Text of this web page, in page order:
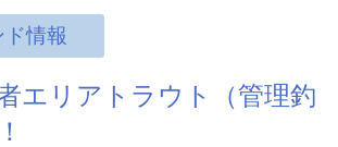
情報
エリアトラウト（管理釣